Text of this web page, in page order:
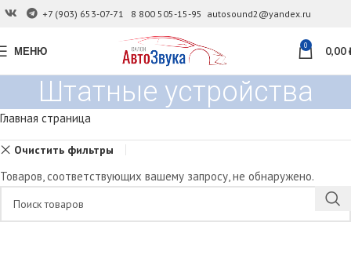
+7 (903) 653-07-71 8 800 505-15-95 autosound2@yandex.ru
МЕНЮ 0 0,00
Штатные устройства
Главная страница
Очистить фильтры
Товаров, соответствующих вашему запросу, не обнаружено.